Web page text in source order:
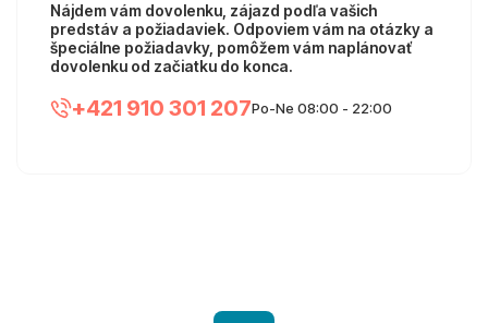
Nájdem vám dovolenku, zájazd podľa vašich
predstáv a požiadaviek. Odpoviem vám na otázky a
špeciálne požiadavky, pomôžem vám naplánovať
dovolenku od začiatku do konca.
+421 910 301 207Po-Ne 08:00 - 22:00